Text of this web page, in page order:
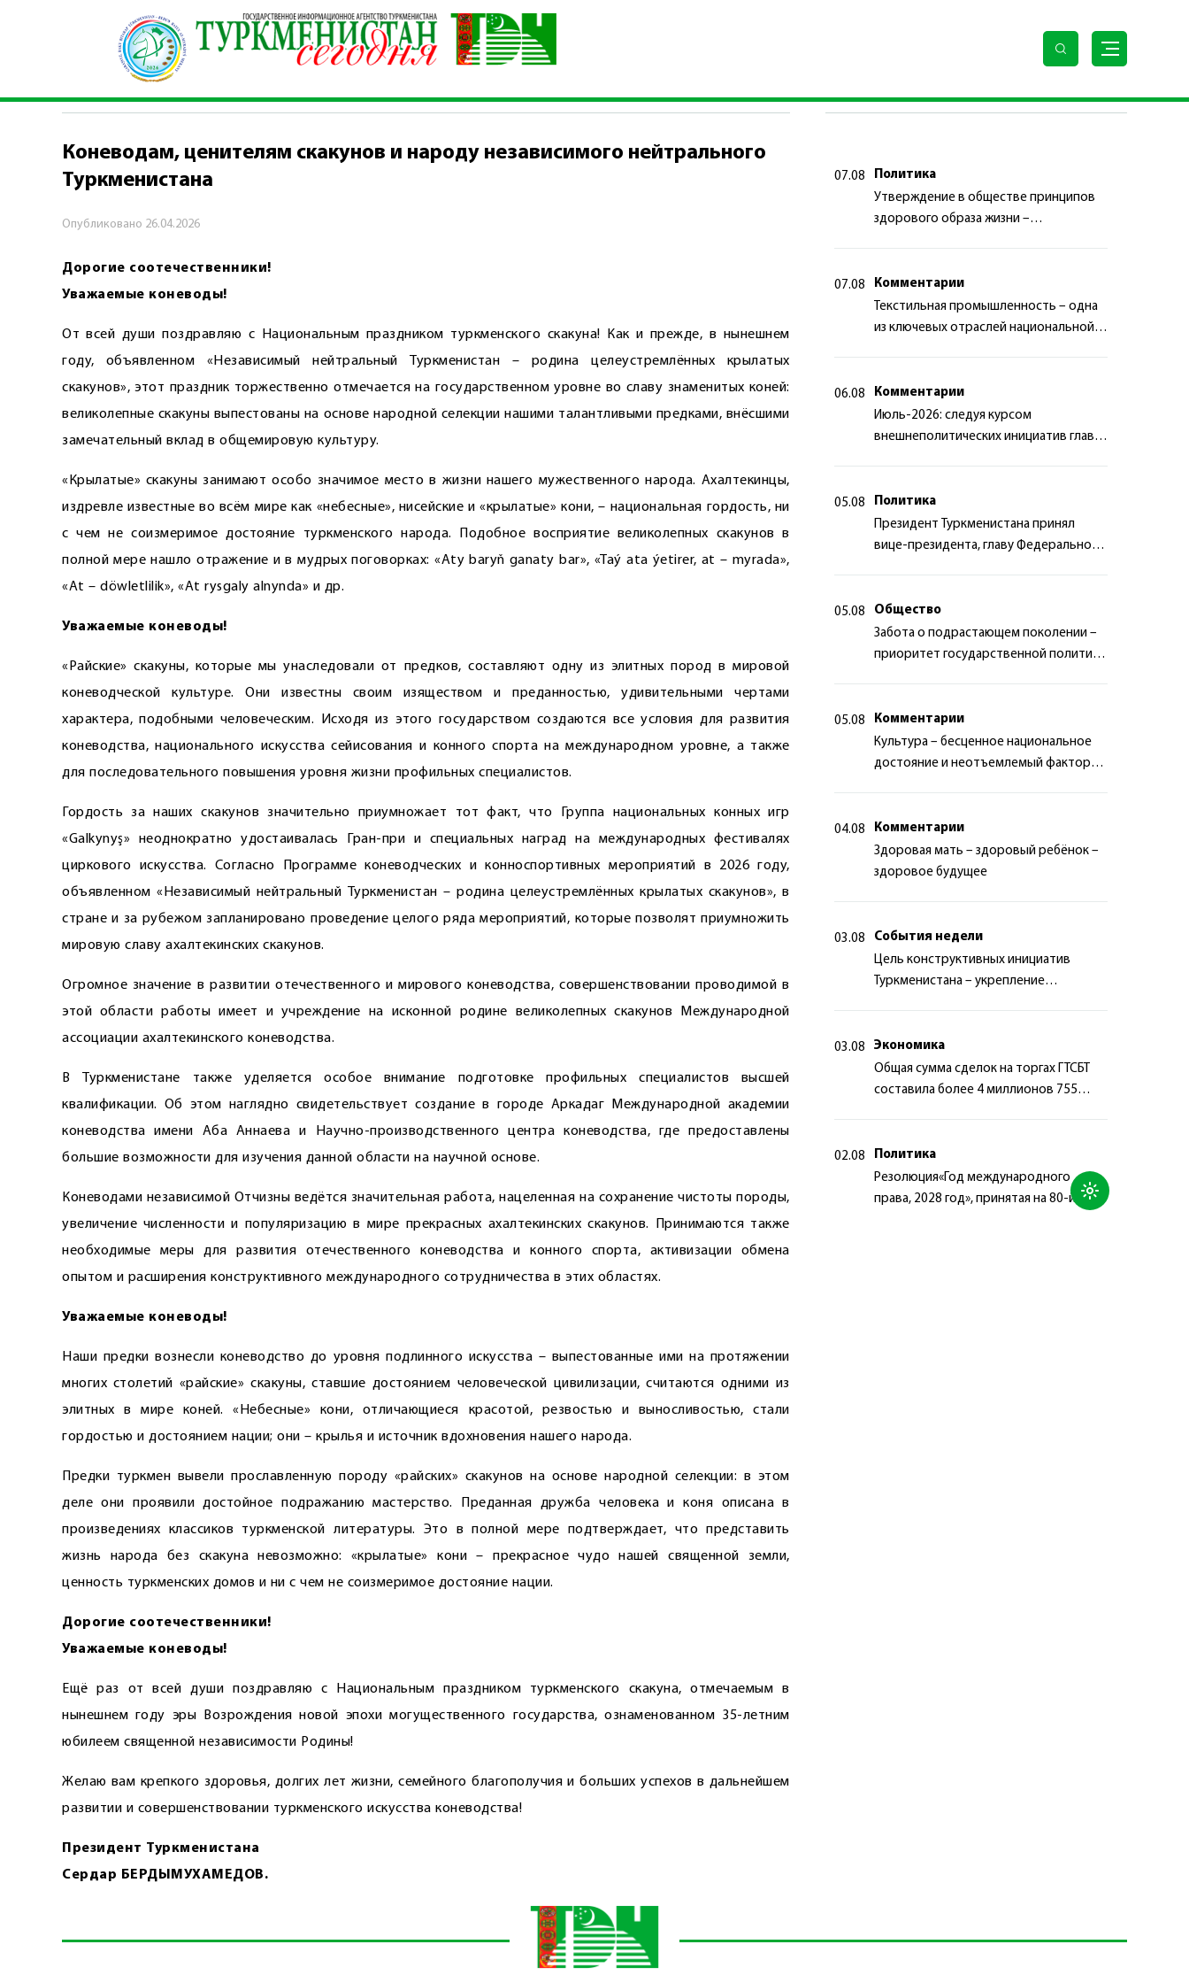
\ Политика \ Коневодам, ценителям скакунов и народу независимого нейтрального Туркменистана
ПОЛИТИКА
Коневодам, ценителям скакунов и народу независимого нейтрального
Туркменистана
Опубликовано 26.04.2026
Дорогие соотечественники!
Уважаемые коневоды!
От всей души поздравляю с Нацио­нальным праздником туркменского скакуна! Как и прежде, в нынешнем
году, объявленном «Независимый нейтральный Туркменистан – родина целеустремлённых крылатых
скакунов», этот праздник торжественно отмечается на государственном уровне во славу знаменитых коней:
великолепные скакуны выпестованы на основе народной селекции нашими талантливыми предками, внёсшими
замечательный вклад в общемировую культуру.
«Крылатые» скакуны занимают особо значимое место в жизни нашего мужественного народа. Ахалтекинцы,
издревле известные во всём мире как «небесные», нисейские и «крылатые» кони, – национальная гордость, ни
с чем не соизмеримое достояние туркменского народа. Подобное восприятие великолепных скакунов в
полной мере нашло отражение и в мудрых поговорках: «Aty ba­ryň ga­na­ty bar», «Taý ata ýe­ti­rer, at – my­ra­da»,
«At – döw­let­li­lik», «At rys­ga­ly al­nyn­da» и др.
Уважаемые коневоды!
«Райские» скакуны, которые мы унаследовали от предков, составляют одну из элитных пород в мировой
коневодческой культуре. Они известны своим изяществом и преданностью, удивительными чертами
характера, подобными человеческим. Исходя из этого государством создаются все условия для развития
коневодства, национального искусства сейисования и конного спорта на международном уровне, а также
для последовательного повышения уровня жизни профильных специалистов.
Гордость за наших скакунов значительно приумножает тот факт, что Группа национальных конных игр
«Galkynyş» неоднократно удостаивалась Гран-при и специальных наград на международных фестивалях
циркового искусства. Согласно Программе коневодческих и конноспортивных мероприятий в 2026 году,
объявленном «Независимый нейтральный Туркменистан – родина целеустремлённых крылатых скакунов», в
стране и за рубежом запланировано проведение целого ряда мероприятий, которые позволят приумножить
мировую славу ахалтекинских скакунов.
Огромное значение в развитии отечественного и мирового коневодства, совершенствовании проводимой в
этой области работы имеет и учреждение на исконной родине великолепных скакунов Международной
ассоциации ахалтекинского коневодства.
В Туркменистане также уделяется особое внимание подготовке профильных специалистов высшей
квалификации. Об этом наглядно свидетельствует создание в городе Аркадаг Международной академии
коневодства имени Аба Аннаева и Научно-производственного центра коневодства, где предоставлены
большие возможности для изучения данной области на научной основе.
Коневодами независимой Отчизны ведётся значительная работа, нацеленная на сохранение чистоты породы,
увеличение численности и популяризацию в мире прекрасных ахалтекинских скакунов. Принимаются также
необходимые меры для развития отечественного коневодства и конного спорта, активизации обмена
опытом и расширения конструктивного международного сотрудничества в этих областях.
Уважаемые коневоды!
Наши предки вознесли коневодство до уровня подлинного искусства – выпестованные ими на протяжении
многих столетий «райские» скакуны, ставшие достоянием человеческой цивилизации, считаются одними из
элитных в мире коней. «Небесные» кони, отличающиеся красотой, резвостью и выносливостью, стали
гордостью и достоянием нации; они – крылья и источник вдохновения нашего народа.
Предки туркмен вывели прославленную породу «райских» скакунов на основе народной селекции: в этом
деле они проявили достойное подражанию мастерство. Преданная дружба человека и коня описана в
произведениях классиков туркменской литературы. Это в полной мере подтверждает, что представить
жизнь народа без скакуна невозможно: «крылатые» кони – прекрасное чудо нашей священной земли,
ценность туркменских домов и ни с чем не соизмеримое достояние нации.
Дорогие соотечественники!
Уважаемые коневоды!
Ещё раз от всей души поздравляю с Национальным праздником туркменского скакуна, отмечаемым в
нынешнем году эры Возрождения новой эпохи могущественного государства, ознаменованном 35-летним
юбилеем священной независимости Родины!
Желаю вам крепкого здоровья, долгих лет жизни, семейного благополучия и больших успехов в дальнейшем
развитии и совершенствовании туркменского искусства коневодства!
Президент Туркменистана
Сердар БЕРДЫМУХАМЕДОВ.
07.08
Политика
Утверждение в обществе принципов
здорового образа жизни –
07.08
Комментарии
Текстильная промышленность – одна
из ключевых отраслей национальной
06.08
Комментарии
Июль-2026: следуя курсом
внешнеполитических инициатив главы
05.08
Политика
Президент Туркменистана принял
вице-президента, главу Федерального
05.08
Общество
Забота о подрастающем поколении –
приоритет государственной политики
05.08
Комментарии
Культура – бесценное национальное
достояние и неотъемлемый фактор
04.08
Комментарии
Здоровая мать – здоровый ребёнок –
здоровое будущее
03.08
События недели
Цель конструктивных инициатив
Туркменистана – укрепление
03.08
Экономика
Общая сумма сделок на торгах ГТСБТ
составила более 4 миллионов 755
02.08
Политика
Резолюция«Год международного
права, 2028 год», принятая на 80-й